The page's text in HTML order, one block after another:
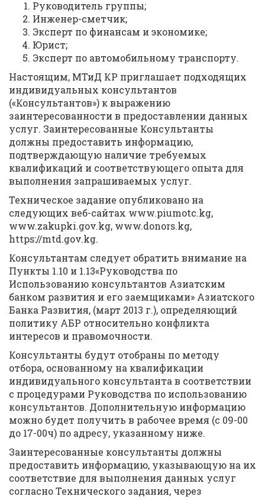
Руководитель группы;
Инженер-сметчик;
Эксперт по финансам и экономике;
Юрист;
Эксперт по автомобильному транспорту.
Настоящим, МТиД КР приглашает подходящих
индивидуальных консультантов
(«Консультантов») к выражению
заинтересованности в предоставлении данных
услуг. Заинтересованные Консультанты
должны предоставить информацию,
подтверждающую наличие требуемых
квалификаций и соответствующего опыта для
выполнения запрашиваемых услуг.
Техническое задание опубликовано на
следующих веб-сайтах www.piumotc.kg,
www.zakupki.gov.kg, www.donors.kg,
https://mtd.gov.kg.
Консультантам следует обратить внимание на
Пункты 1.10 и 1.13«Руководства по
Использованию консультантов Азиатским
банком развития и его заемщиками» Азиатского
Банка Развития, (март 2013 г.), определяющий
политику АБР относительно конфликта
интересов и правомочности.
Консультанты будут отобраны по методу
отбора, основанному на квалификации
индивидуального консультанта в соответствии
с процедурами Руководства по использованию
консультантов. Дополнительную информацию
можно будет получить в рабочее время (с 09-00
до 17-00ч) по адресу, указанному ниже.
Заинтересованные консультанты должны
предоставить информацию, указывающую на их
соответствие для выполнения данных услуг
согласно Технического задания, через